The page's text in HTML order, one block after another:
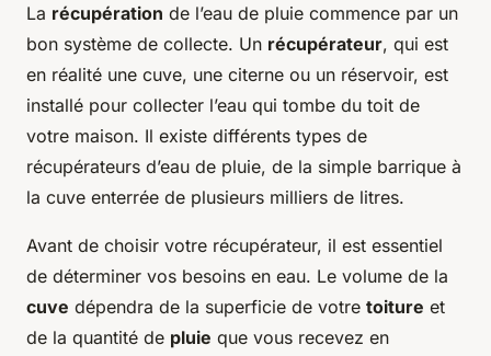
La récupération de l’eau de pluie commence par un
bon système de collecte. Un récupérateur, qui est
en réalité une cuve, une citerne ou un réservoir, est
installé pour collecter l’eau qui tombe du toit de
votre maison. Il existe différents types de
récupérateurs d’eau de pluie, de la simple barrique à
la cuve enterrée de plusieurs milliers de litres.
Avant de choisir votre récupérateur, il est essentiel
de déterminer vos besoins en eau. Le volume de la
cuve dépendra de la superficie de votre toiture et
de la quantité de pluie que vous recevez en